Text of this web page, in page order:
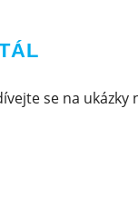
se na ukázky